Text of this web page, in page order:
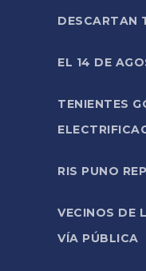
DESCARTAN
EL 14 DE
TENIENTES
RIS PUNO
VECINOS DE
VÍA PÚBLICA